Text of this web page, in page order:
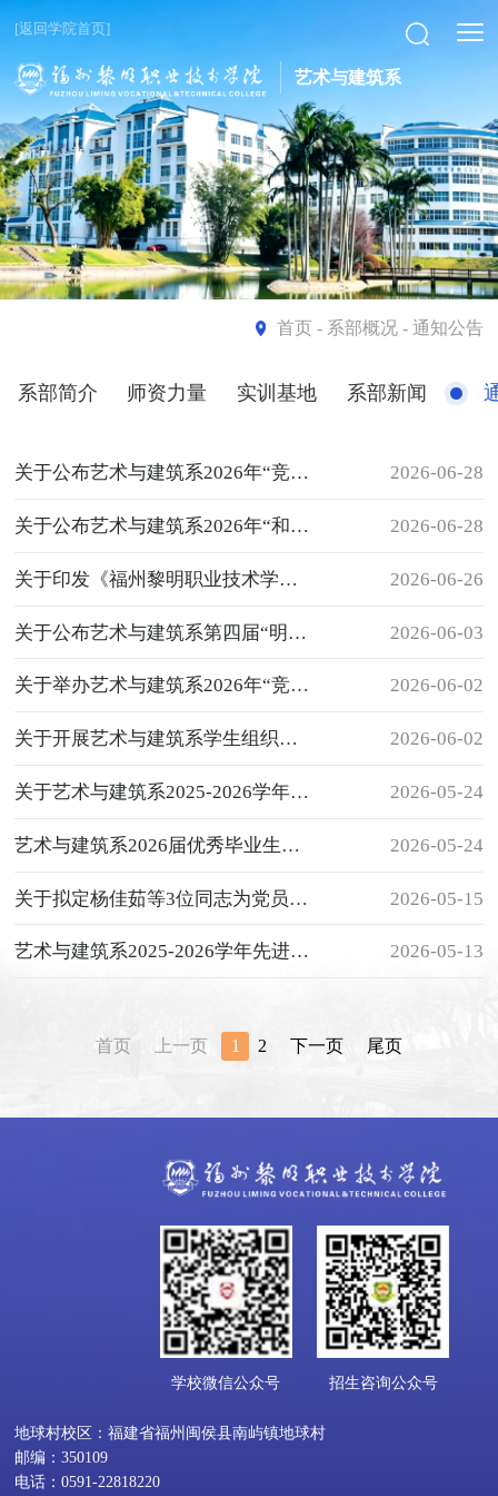
[返回学院首页]
艺术与建筑系
首页- 系部概况 - 通知公告
系部简介 师资力量 实训基地 系部新闻
关于公布艺术与建筑系2026年“竞逐王者， 筑梦青春”王者荣耀比赛结果的通知 2026-06-28
关于公布艺术与建筑系2026年“和谐共居， 文明同行”文明宿舍比赛结果的通知 2026-06-28
关于印发《福州黎明职业技术学院艺术与建 筑系第五届学生干部任职名单（试用）》的 通知 2026-06-26
关于公布艺术与建筑系第四届“明理善辩，笃行致远”辩论赛结果的通知 2026-06-03
关于举办艺术与建筑系2026年“竞逐王者，筑梦青春”王者荣耀比赛通知 2026-06-02
关于开展艺术与建筑系学生组织干部换届选举工作的通知 2026-06-02
关于艺术与建筑系2025-2026学年文明宿舍评选活动通知 2026-05-24
艺术与建筑系2026届优秀毕业生名单公示 2026-05-24
关于拟定杨佳茹等3位同志为党员发展对象的公示 2026-05-15
艺术与建筑系2025-2026学年先进班集体、三好生和优秀学生干部评优名单公示 2026-05-13
首页 上一页 1 2 下一页 尾页
学校微信公众号 招生咨询公众号
地球村校区：福建省福州闽侯县南屿镇地球村
邮编：350109
电话：0591-22818220